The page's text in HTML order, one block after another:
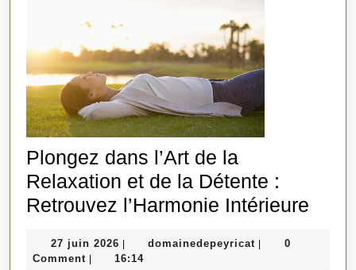
Plongez dans l’Art de la
Relaxation et de la Détente :
Retrouvez l’Harmonie Intérieure
27 juin 2026 27
juin
domainedepeyricat
0
Comment
16:14